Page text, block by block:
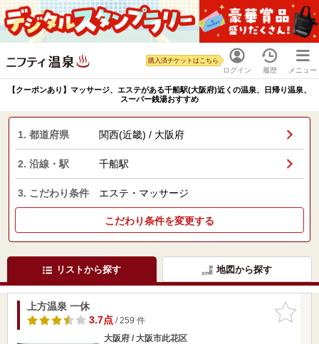
ログイン
購入済チケットはこちら
履歴 メニュー
【クーポンあり】マッサージ、エステがある千船駅(大阪府)近くの温泉、日帰り温泉、
スーパー銭湯おすすめ
1. 都道府県 関西(近畿) / 大阪府
2. 沿線・駅 千船駅
3. こだわり条件 エステ・マッサージ
こだわり条件を変更する
リストから探す 地図から探す
お気に入
りに追加
上方温泉 一休
3.7点/ 259 件
大阪府 / 大阪市此花区